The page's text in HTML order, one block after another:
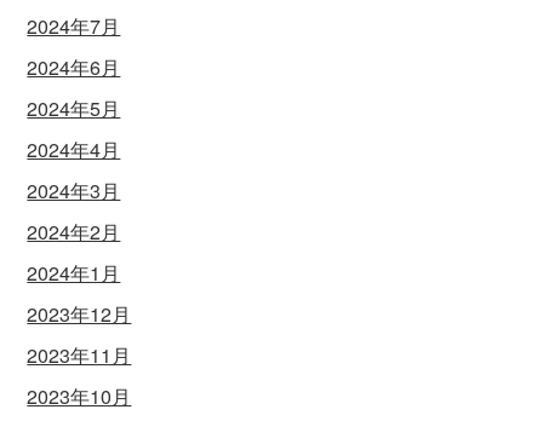
2024年7月
2024年6月
2024年5月
2024年4月
2024年3月
2024年2月
2024年1月
2023年12月
2023年11月
2023年10月